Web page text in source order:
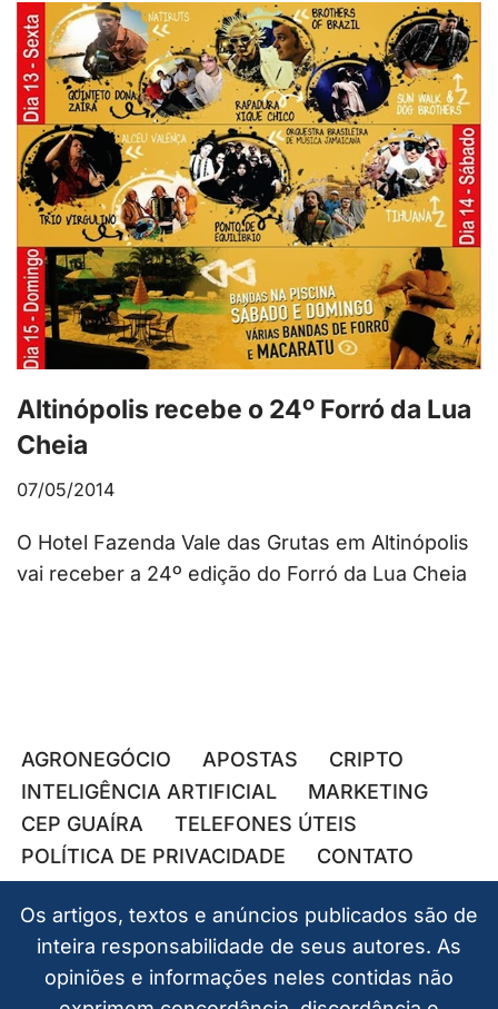
Altinópolis recebe o 24º Forró da Lua
Cheia
07/05/2014
O Hotel Fazenda Vale das Grutas em Altinópolis
vai receber a 24º edição do Forró da Lua Cheia
AGRONEGÓCIO APOSTAS
CRIPTO
INTELIGÊNCIA ARTIFICIAL
MARKETING
CEP GUAÍRA
TELEFONES ÚTEIS
POLÍTICA DE PRIVACIDADE
CONTATO
Os artigos, textos e anúncios publicados são de
inteira responsabilidade de seus autores. As
opiniões e informações neles contidas não